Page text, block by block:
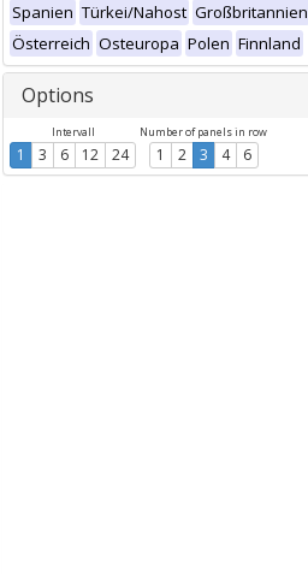
Spanien Türkei/Nahost Großbritannien
Österreich Osteuropa Polen Finnland
Options
Intervall
1 3 6 12 24
Number of panels in row
1 2 3 4 6